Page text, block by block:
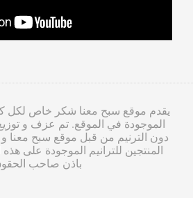
يقدم موقع سبح معنا شكر خاص لكل
الموجودة في الموقع. تم عزف و توزيع
دون الترنيم من قبل موقع سبح معنا
المنتجين للترانيم الموجودة على
باذن صاحب